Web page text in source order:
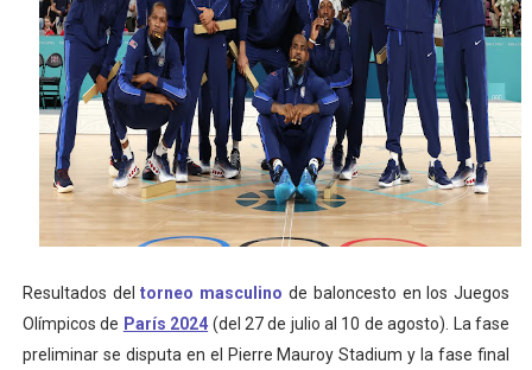
Resultados deltorneo masculino de baloncesto en los Juegos
Olímpicos de París 2024 (del 27 de julio al 10 de agosto). La fase
preliminar se disputa en el Pierre Mauroy Stadium y la fase final